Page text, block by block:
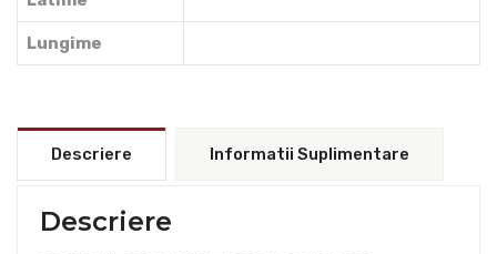
Lungime
Descriere Informatii Suplimentare
Descriere